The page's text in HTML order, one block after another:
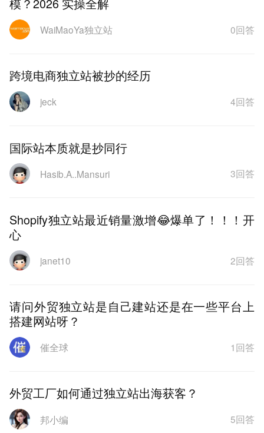
WaiMaoYa独立站 0回答
跨境电商独立站被抄的经历
jeck 4回答
国际站本质就是抄同行
Hasib.A..Mansuri 3回答
Shopify独立站最近销量激增😂爆单了！！！开
心
janet10 2回答
请问外贸独立站是自己建站还是在一些平台上
搭建网站呀？
催全球 1回答
外贸工厂如何通过独立站出海获客？
邦小编 5回答